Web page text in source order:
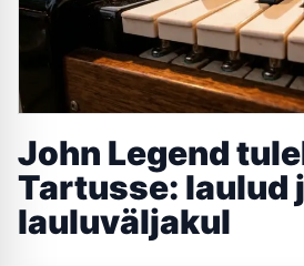
John Legend
Tartusse: laulud
lauluväljakul